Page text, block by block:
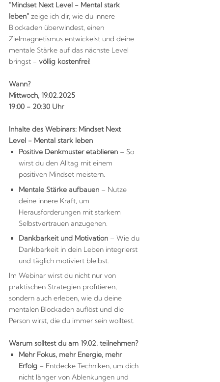
"Mindset Next Level - Mental stark
leben"zeige ich dir, wie du innere
Blockaden überwindest, einen
Zielmagnetismus entwickelst und deine
mentale Stärke auf das nächste Level
bringst - völlig kostenfrei!
Wann?
Mittwoch, 19.02.2025
19:00 - 20:30 Uhr
Inhalte des Webinars: Mindset Next
Level - Mental stark leben
Positive Denkmuster etablieren– So
wirst du den Alltag mit einem
positiven Mindset meistern.
Mentale Stärke aufbauen– Nutze
deine innere Kraft, um
Herausforderungen mit starkem
Selbstvertrauen anzugehen.
Dankbarkeit und Motivation– Wie du
Dankbarkeit in dein Leben integrierst
und täglich motiviert bleibst.
Im Webinar wirst du nicht nur von
praktischen Strategien profitieren,
sondern auch erleben, wie du deine
mentalen Blockaden auflöst und die
Person wirst, die du immer sein wolltest.
Warum solltest du am 19.02. teilnehmen?
Mehr Fokus, mehr Energie, mehr
Erfolg– Entdecke Techniken, um dich
nicht länger von Ablenkungen und